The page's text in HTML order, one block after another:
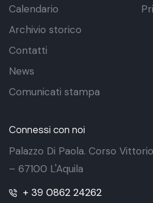
Calendario
Archivio storico
Contatti
News
Comunicati stampa
Connessi con noi
Palazzo Di Paola. Corso
– 67100 L'Aquila
+ 39 0862 24262